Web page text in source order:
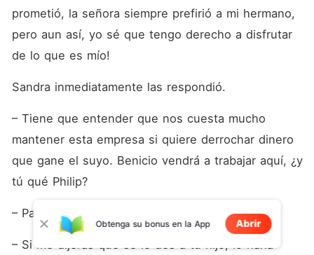
prometió, la señora siempre prefirió a mi hermano,
pero aun así, yo sé que tengo derecho a disfrutar
de lo que es mío!
Sandra inmediatamente las respondió.
– Tiene que entender que nos cuesta mucho
mantener esta empresa si quiere derrochar dinero
que gane el suyo. Benicio vendrá a trabajar aquí, ¿y
tú qué Philip?
– Para mí es siempre no, maldición!!
– Si me dijeras que se lo des a tu hijo, lo haría
Obtenga su bonus en la App Abrir